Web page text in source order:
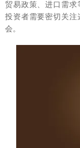
贸易政策、进口需求
投资者需要密切关
会。